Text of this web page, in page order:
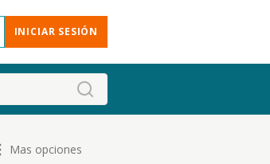
INICIAR SESIÓN
Mas opciones